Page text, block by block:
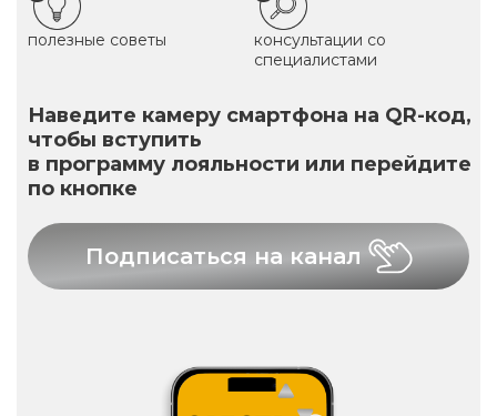
полезные советы
консультации со
специалистами
Наведите камеру смартфона на QR-код,
чтобы вступить
в программу лояльности или перейдите
по кнопке
Подписаться на канал